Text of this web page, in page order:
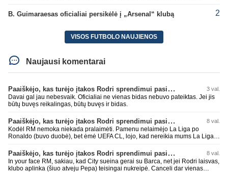
B. Guimaraesas oficialiai persikėlė į „Arsenal“ klubą 2
VISOS FUTBOLO NAUJIENOS
Naujausi komentarai
Paaiškėjo, kas turėjo įtakos Rodri sprendimui pasirinkti Barselonos pusę 3 val.
Davai gal jau nebesvaik. Oficialiai ne vienas bidas nebuvo pateiktas. Jei jis
būtų buvęs reikalingas, būtų buvęs ir bidas.
Paaiškėjo, kas turėjo įtakos Rodri sprendimui pasirinkti Barselonos pusę 8 val.
Kodėl RM nemoka niekada pralaimėti. Pamenu nelaimėjo La Liga po
Ronaldo (buvo duobė), bet ėmė UEFA CL, lojo, kad nereikia mums La Liga,
laimėti La Liga. Dabar vėl gavo nuo Barcos ir Rodri ateina ne pas juos, vėl
nereikia mums jo, senas ir t.t. Gal davai vyriškai priimkit tuos pralaimėjimus
be kvailų nereikia, nenorim ir t.t.
Paaiškėjo, kas turėjo įtakos Rodri sprendimui pasirinkti Barselonos pusę 8 val.
In your face RM, sakiau, kad City sueina gerai su Barca, net jei Rodri laisvas,
klubo aplinka (šiuo atveju Pepa) teisingai nukreipė. Canceli dar vienas